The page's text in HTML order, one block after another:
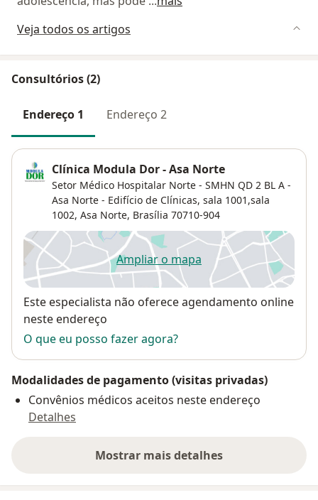
Veja todos os artigos
Consultórios (2)
Endereço 1 Endereço 2
Clínica Modula Dor - Asa Norte
Setor Médico Hospitalar Norte - SMHN QD 2 BL A -
Asa Norte - Edifício de Clínicas, sala 1001,sala
1002, Asa Norte, Brasília 70710-904
Ampliar o mapaabre num novo separador
Disponibilidade
Este especialista não oferece agendamento online
neste endereço
O que eu posso fazer agora?
Modalidades de pagamento (visitas privadas)
Convênios médicos aceitos neste endereço
Detalhes
Mostrar mais detalhes
sobre o endereço